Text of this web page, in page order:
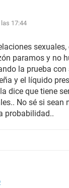
17:44
paramos y no
la prueba
y el líquido
dice que tiene
No sé si sean
probabilidad..